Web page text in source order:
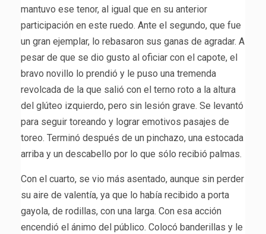
mantuvo ese tenor, al igual que en su anterior
participación en este ruedo. Ante el segundo, que fue
un gran ejemplar, lo rebasaron sus ganas de agradar. A
pesar de que se dio gusto al oficiar con el capote, el
bravo novillo lo prendió y le puso una tremenda
revolcada de la que salió con el terno roto a la altura
del glúteo izquierdo, pero sin lesión grave. Se levantó
para seguir toreando y lograr emotivos pasajes de
toreo. Terminó después de un pinchazo, una estocada
arriba y un descabello por lo que sólo recibió palmas.
Con el cuarto, se vio más asentado, aunque sin perder
su aire de valentía, ya que lo había recibido a porta
gayola, de rodillas, con una larga. Con esa acción
encendió el ánimo del público. Colocó banderillas y le